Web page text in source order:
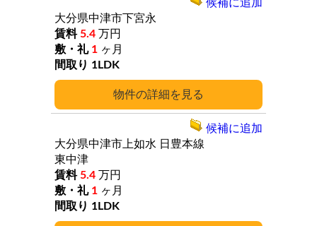
詳細
大分県中津市下宮永
5.4 万円
1 ヶ月
1LDK
候補に追加
大分県中津市上如水 日豊本線
東中津
5.4 万円
1 ヶ月
1LDK
候補に追加